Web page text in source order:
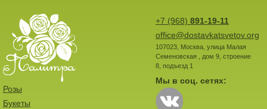
+7 (968) 891-19-11
office@dostavkatsvetov.org
107023, Москва, улица Малая
Семеновская , дом 9, строение
8, подъезд 1
Мы в соц. сетях:
Розы
Букеты